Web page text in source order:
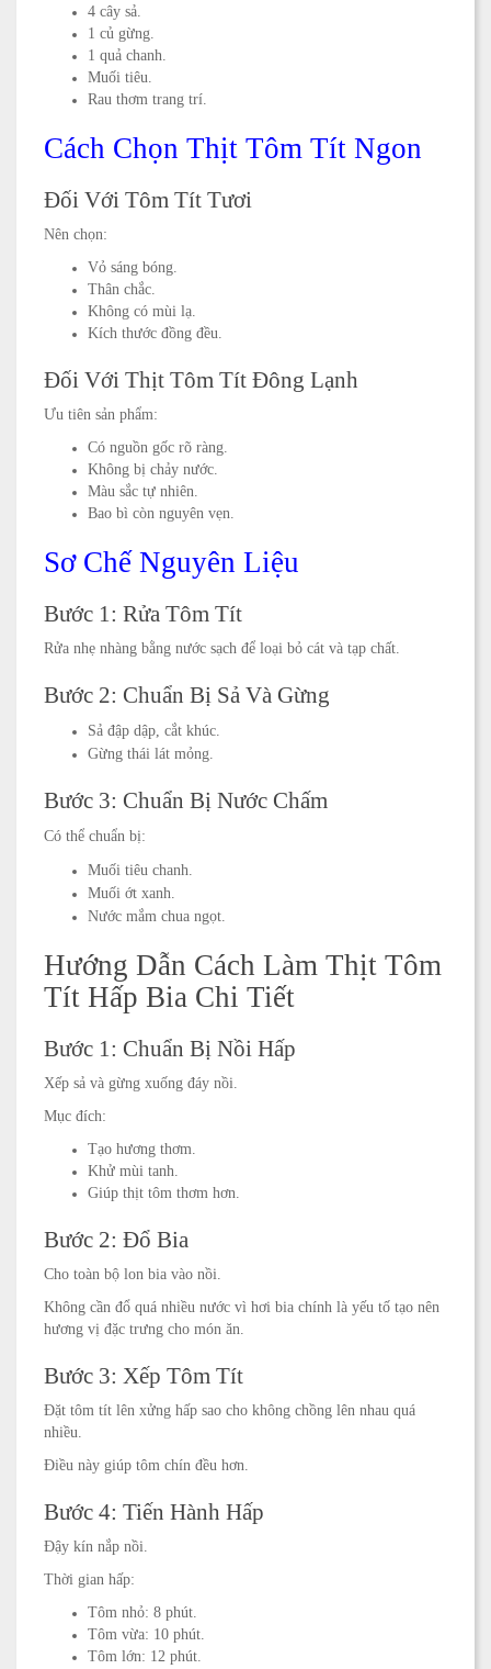
4 cây sả.
1 củ gừng.
1 quả chanh.
Muối tiêu.
Rau thơm trang trí.
Cách Chọn Thịt Tôm Tít Ngon
Đối Với Tôm Tít Tươi
Nên chọn:
Vỏ sáng bóng.
Thân chắc.
Không có mùi lạ.
Kích thước đồng đều.
Đối Với Thịt Tôm Tít Đông Lạnh
Ưu tiên sản phẩm:
Có nguồn gốc rõ ràng.
Không bị chảy nước.
Màu sắc tự nhiên.
Bao bì còn nguyên vẹn.
Sơ Chế Nguyên Liệu
Bước 1: Rửa Tôm Tít
Rửa nhẹ nhàng bằng nước sạch để loại bỏ cát và tạp chất.
Bước 2: Chuẩn Bị Sả Và Gừng
Sả đập dập, cắt khúc.
Gừng thái lát mỏng.
Bước 3: Chuẩn Bị Nước Chấm
Có thể chuẩn bị:
Muối tiêu chanh.
Muối ớt xanh.
Nước mắm chua ngọt.
Hướng Dẫn Cách Làm Thịt Tôm
Tít Hấp Bia Chi Tiết
Bước 1: Chuẩn Bị Nồi Hấp
Xếp sả và gừng xuống đáy nồi.
Mục đích:
Tạo hương thơm.
Khử mùi tanh.
Giúp thịt tôm thơm hơn.
Bước 2: Đổ Bia
Cho toàn bộ lon bia vào nồi.
Không cần đổ quá nhiều nước vì hơi bia chính là yếu tố tạo nên
hương vị đặc trưng cho món ăn.
Bước 3: Xếp Tôm Tít
Đặt tôm tít lên xửng hấp sao cho không chồng lên nhau quá
nhiều.
Điều này giúp tôm chín đều hơn.
Bước 4: Tiến Hành Hấp
Đậy kín nắp nồi.
Thời gian hấp:
Tôm nhỏ: 8 phút.
Tôm vừa: 10 phút.
Tôm lớn: 12 phút.